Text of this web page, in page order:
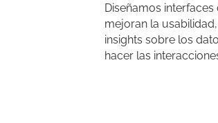
Diseñamos
mejoran la
insights sobre los
hacer las